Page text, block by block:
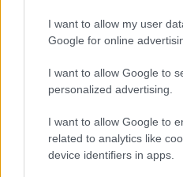
I want to allow my user
Google for online
I want to allow Google to
personalized advertising.
I want to allow Google to
related to analytics like
device identifiers in apps.
ντιπ με το σκόρδο
τζατζίκι κι αυτό είναι
συστηματικές βούτες
Τέλος για να δέσει το
cheesecake 2022, ένα
είναι λίγο πιο